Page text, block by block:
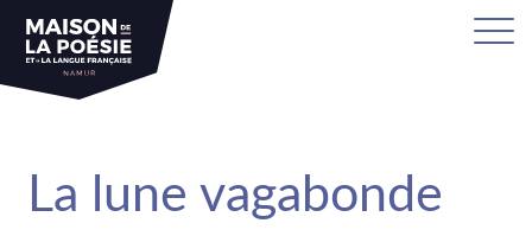
La lune vagabonde